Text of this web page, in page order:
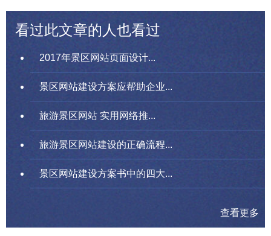
看过此文章的人也看过
2017年景区网站页面设计...
景区网站建设方案应帮助企业...
旅游景区网站 实用网络推...
旅游景区网站建设的正确流程...
景区网站建设方案书中的四大...
查看更多